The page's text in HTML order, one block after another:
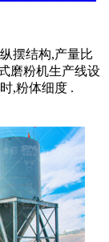
摆结构,产量比
磨粉机生产线设
,粉体细度 .